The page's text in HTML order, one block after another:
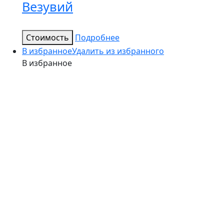
Везувий
Стоимость
Подробнее
В избранноеУдалить из избранного
В избранное